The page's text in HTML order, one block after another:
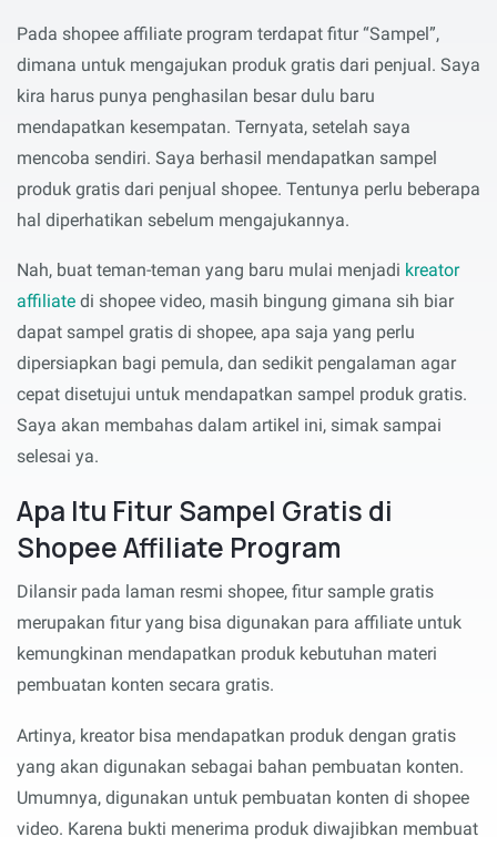
Pada shopee affiliate program terdapat fitur “Sampel”,
dimana untuk mengajukan produk gratis dari penjual. Saya
kira harus punya penghasilan besar dulu baru
mendapatkan kesempatan. Ternyata, setelah saya
mencoba sendiri. Saya berhasil mendapatkan sampel
produk gratis dari penjual shopee. Tentunya perlu beberapa
hal diperhatikan sebelum mengajukannya.
Nah, buat teman-teman yang baru mulai menjadi kreator
affiliate di shopee video, masih bingung gimana sih biar
dapat sampel gratis di shopee, apa saja yang perlu
dipersiapkan bagi pemula, dan sedikit pengalaman agar
cepat disetujui untuk mendapatkan sampel produk gratis.
Saya akan membahas dalam artikel ini, simak sampai
selesai ya.
Apa Itu Fitur Sampel Gratis di
Shopee Affiliate Program
Dilansir pada laman resmi shopee, fitur sample gratis
merupakan fitur yang bisa digunakan para affiliate untuk
kemungkinan mendapatkan produk kebutuhan materi
pembuatan konten secara gratis.
Artinya, kreator bisa mendapatkan produk dengan gratis
yang akan digunakan sebagai bahan pembuatan konten.
Umumnya, digunakan untuk pembuatan konten di shopee
video. Karena bukti menerima produk diwajibkan membuat